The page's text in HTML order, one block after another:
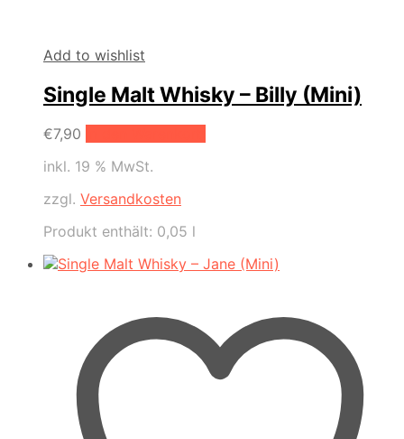
Add to wishlist
Single Malt Whisky – Billy (Mini)
€7,90
inkl. 19 % MwSt.
zzgl. Versandkosten
Produkt enthält: 0,05 l